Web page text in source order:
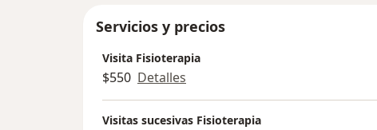
Servicios y precios
Visita Fisioterapia
$550 Detalles
Visitas sucesivas Fisioterapia